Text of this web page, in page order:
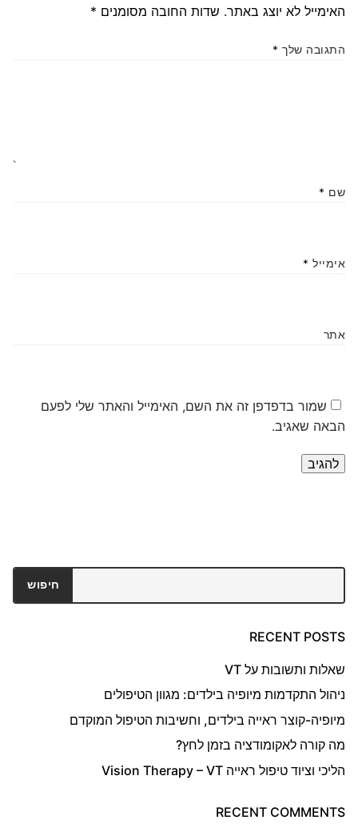
האימייל לא יוצג באתר. שדות החובה מסומנים *
התגובה שלך *
שם *
אימייל *
אתר
שמור בדפדפן זה את השם, האימייל והאתר שלי לפעם
הבאה שאגיב.
חיפוש
RECENT POSTS
שאלות ותשובות על VT
ניהול התקדמות מיופיה בילדים: מגוון הטיפולים
מיופיה-קוצר ראייה בילדים, וחשיבות הטיפול המוקדם
מה קורה לאקומודציה בזמן לחץ?
הליכי וציוד טיפול ראייה Vision Therapy – VT
RECENT COMMENTS